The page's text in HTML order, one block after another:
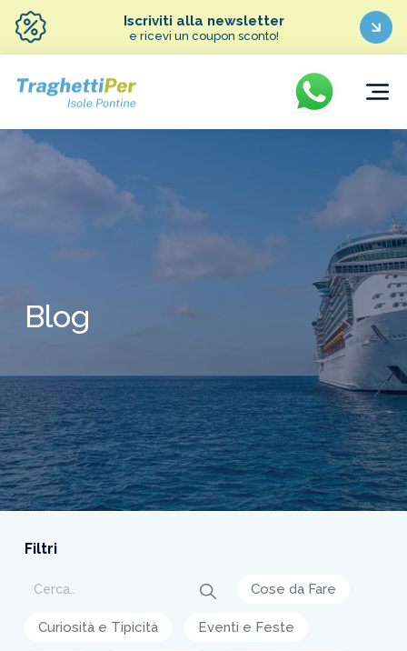
Iscriviti alla newsletter
e ricevi un coupon sconto!
Blog
Filtri
Cose da Fare
Curiosità e Tipicità Eventi e Feste